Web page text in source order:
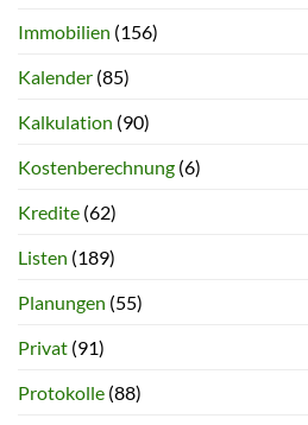
Immobilien (156)
Kalender (85)
Kalkulation (90)
Kostenberechnung (6)
Kredite (62)
Listen (189)
Planungen (55)
Privat (91)
Protokolle (88)